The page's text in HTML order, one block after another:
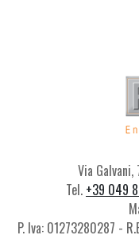
Via
Tel. +39 049
P. Iva: 01273280287 -